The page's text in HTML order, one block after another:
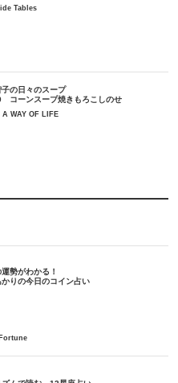
Tables
子の日々のスープ
コーンスープ焼きもろこしのせ
A WAY OF LIFE
勢がわかる！